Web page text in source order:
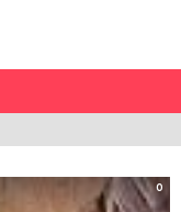
0